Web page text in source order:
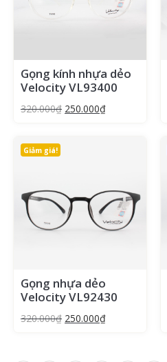
Gọng kính nhựa dẻo
Velocity VL93400
320.000₫ 250.000₫
Giảm giá!
Gọng nhựa dẻo
Velocity VL92430
320.000₫ 250.000₫